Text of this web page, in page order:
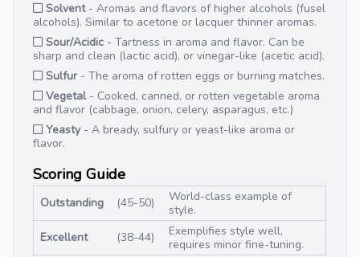
Solvent- Aromas and flavors of higher alcohols (fusel
alcohols). Similar to acetone or lacquer thinner aromas.
Sour/Acidic - Tartness in aroma and flavor. Can be
sharp and clean (lactic acid), or vinegar-like (acetic acid).
Sulfur - The aroma of rotten eggs or burning matches.
Vegetal- Cooked, canned, or rotten vegetable aroma
and flavor (cabbage, onion, celery, asparagus, etc.)
Yeasty- A bready, sulfury or yeast-like aroma or
flavor.
Scoring Guide
Outstanding (45-50)
World-class example of
style.
Excellent
(38-44)
Exemplifies style well,
requires minor fine-tuning.